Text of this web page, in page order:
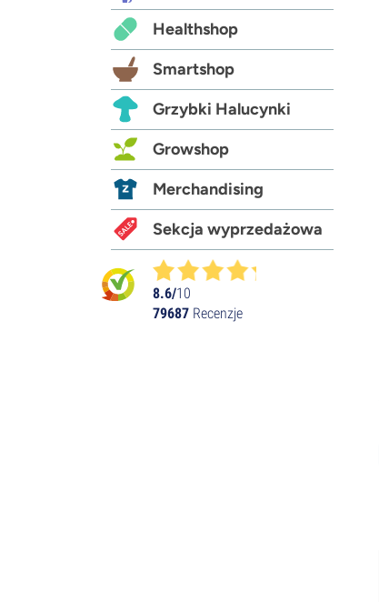
Healthshop
Smartshop
Grzybki Halucynki
Growshop
Merchandising
Sekcja wyprzedażowa
8.6/10
79687 Recenzje